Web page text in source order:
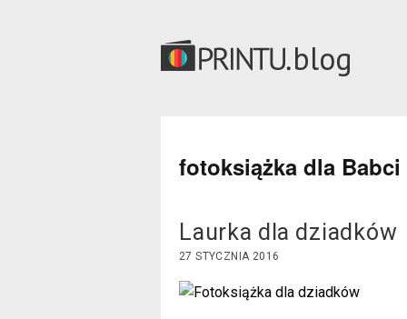
blog
fotoksiążka dla Babci
Laurka dla dziadków
27 STYCZNIA 2016